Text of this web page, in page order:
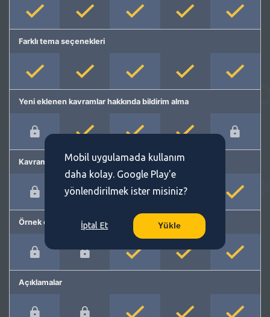
Farklı tema seçenekleri
Yeni eklenen kavramlar hakkında bildirim alma
Kavram önerme
Örnek cümleler
Açıklamalar
Mobil uygulamada kullanım
daha kolay. Google Play'e
yönlendirilmek ister misiniz?
İptal Et Yükle